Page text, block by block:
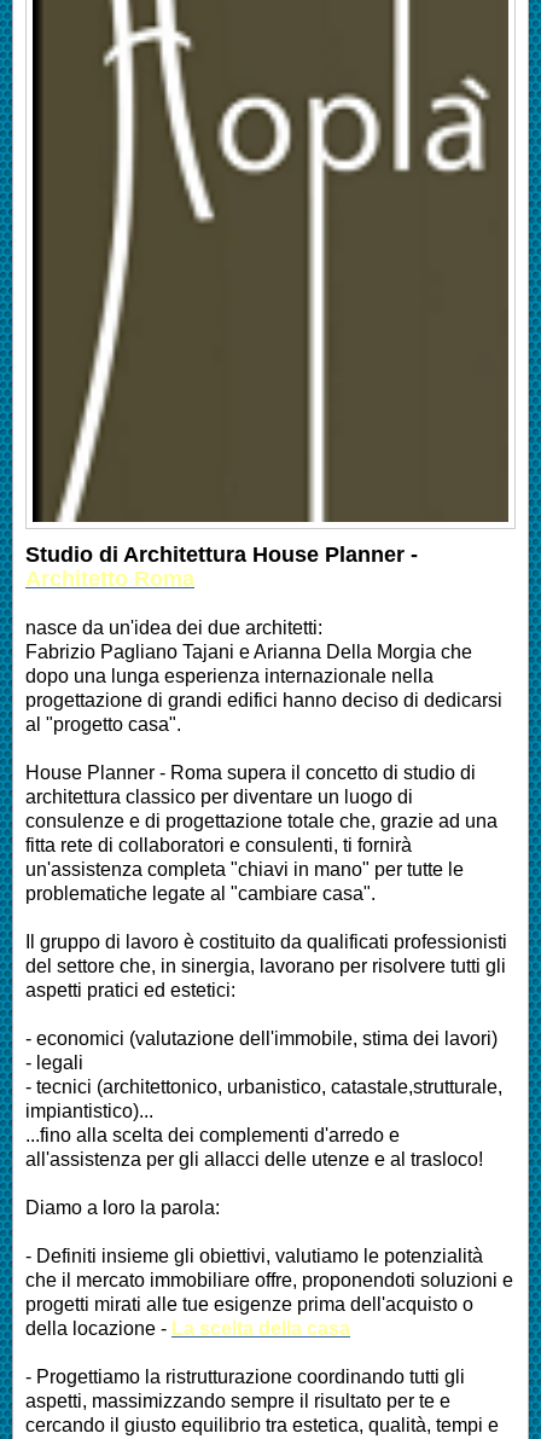
Studio di Architettura House Planner -
Architetto Roma
nasce da un'idea dei due architetti:
Fabrizio Pagliano Tajani e Arianna Della Morgia che
dopo una lunga esperienza internazionale nella
progettazione di grandi edifici hanno deciso di dedicarsi
al "progetto casa".
House Planner - Roma supera il concetto di studio di
architettura classico per diventare un luogo di
consulenze e di progettazione totale che, grazie ad una
fitta rete di collaboratori e consulenti, ti fornirà
un'assistenza completa "chiavi in mano" per tutte le
problematiche legate al "cambiare casa".
Il gruppo di lavoro è costituito da qualificati professionisti
del settore che, in sinergia, lavorano per risolvere tutti gli
aspetti pratici ed estetici:
- economici (valutazione dell'immobile, stima dei lavori)
- legali
- tecnici (architettonico, urbanistico, catastale,strutturale,
impiantistico)...
...fino alla scelta dei complementi d'arredo e
all'assistenza per gli allacci delle utenze e al trasloco!
Diamo a loro la parola:
- Definiti insieme gli obiettivi, valutiamo le potenzialità
che il mercato immobiliare offre, proponendoti soluzioni e
progetti mirati alle tue esigenze prima dell'acquisto o
della locazione - La scelta della casa
- Progettiamo la ristrutturazione coordinando tutti gli
aspetti, massimizzando sempre il risultato per te e
cercando il giusto equilibrio tra estetica, qualità, tempi e